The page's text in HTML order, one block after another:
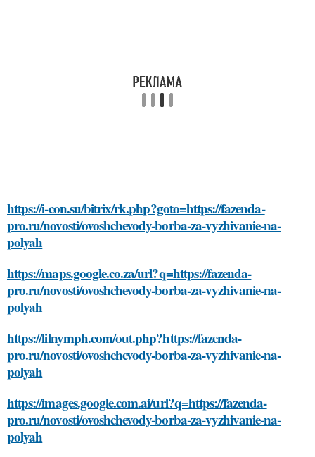
https://i-con.su/bitrix/rk.php?goto=https://fazenda-
pro.ru/novosti/ovoshchevody-borba-za-vyzhivanie-na-
polyah
https://maps.google.co.za/url?q=https://fazenda-
pro.ru/novosti/ovoshchevody-borba-za-vyzhivanie-na-
polyah
https://lilnymph.com/out.php?https://fazenda-
pro.ru/novosti/ovoshchevody-borba-za-vyzhivanie-na-
polyah
https://images.google.com.ai/url?q=https://fazenda-
pro.ru/novosti/ovoshchevody-borba-za-vyzhivanie-na-
polyah